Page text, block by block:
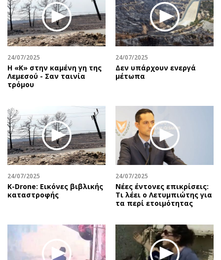
24/07/2025
Η «Κ» στην καμένη γη της
Λεμεσού - Σαν ταινία
τρόμου
24/07/2025
Δεν υπάρχουν ενεργά
μέτωπα
24/07/2025
Κ-Drone: Εικόνες βιβλικής
καταστροφής
24/07/2025
Νέες έντονες επικρίσεις:
Τι λέει ο Λετυμπιώτης για
τα περί ετοιμότητας